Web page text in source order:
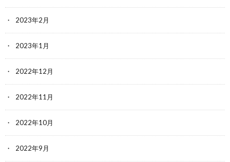
2023年2月
2023年1月
2022年12月
2022年11月
2022年10月
2022年9月